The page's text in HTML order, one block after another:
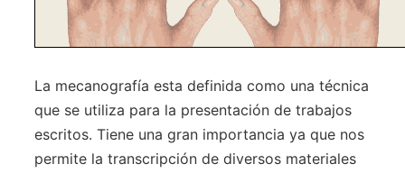
La mecanografía esta definida como una técnica
que se utiliza para la presentación de trabajos
escritos. Tiene una gran importancia ya que nos
permite la transcripción de diversos materiales